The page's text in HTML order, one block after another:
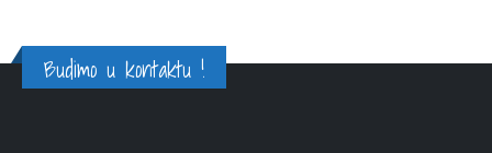
Budimo u kontaktu !